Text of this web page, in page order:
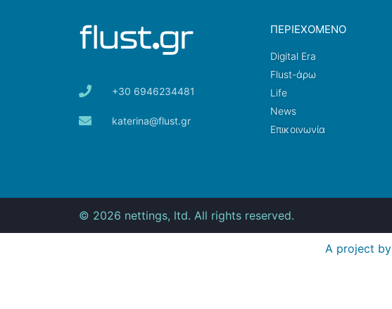
+30 6946234481
katerina@flust.gr
ΠΕΡΙΕΧΟΜΕΝΟ
Digital Era
Flust-άρω
Life
News
Επικοινωνία
© 2026 nettings, ltd. All rights reserved.
A project by